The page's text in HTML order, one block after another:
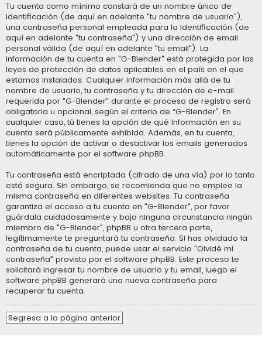
Tu cuenta como mínimo constará de un nombre único de
identificación (de aquí en adelante "tu nombre de usuario"),
una contraseña personal empleada para la identificación (de
aquí en adelante "tu contraseña") y una dirección de email
personal válida (de aquí en adelante "tu email"). La
información de tu cuenta en "G-Blender" está protegida por las
leyes de protección de datos aplicables en el país en el que
estamos instalados. Cualquier información más allá de tu
nombre de usuario, tu contraseña y tu dirección de e-mail
requerida por "G-Blender" durante el proceso de registro será
obligatoria u opcional, según el criterio de “G-Blender”. En
cualquier caso, tú tienes la opción de qué información en su
cuenta será públicamente exhibida. Además, en tu cuenta,
tienes la opción de activar o desactivar los emails generados
automáticamente por el software phpBB.
Tu contraseña está encriptada (cifrado de una vía) por lo tanto
está segura. Sin embargo, se recomienda que no emplee la
misma contraseña en diferentes websites. Tu contraseña
garantiza el acceso a tu cuenta en "G-Blender", por favor
guárdala cuidadosamente y bajo ninguna circunstancia ningún
miembro de "G-Blender", phpBB u otra tercera parte,
legítimamente te preguntará tu contraseña. Si has olvidado la
contraseña de tu cuenta, puede usar el servicio "Olvidé mi
contraseña" provisto por el software phpBB. Este proceso te
solicitará ingresar tu nombre de usuario y tu email, luego el
software phpBB generará una nueva contraseña para
recuperar tu cuenta.
Regresa a la página anterior